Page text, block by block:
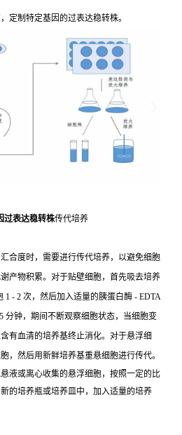
定制特定基因的过表达稳转株。
过表达稳转株传代培养
合度时，需要进行传代培养，以避免细胞
产物积累。对于贴壁细胞，首先吸去培养
1 - 2 次，然后加入适量的胰蛋白酶 - EDTA
分钟，期间不断观察细胞状态，当细胞变
有血清的培养基终止消化。对于悬浮细
，然后用新鲜培养基重悬细胞进行传代。
液或离心收集的悬浮细胞，按照一定的比
的培养瓶或培养皿中，加入适量的培养